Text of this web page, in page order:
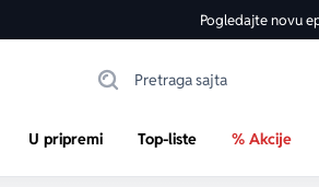
Pogledajte novu
U pripremi Top-liste % Akcije